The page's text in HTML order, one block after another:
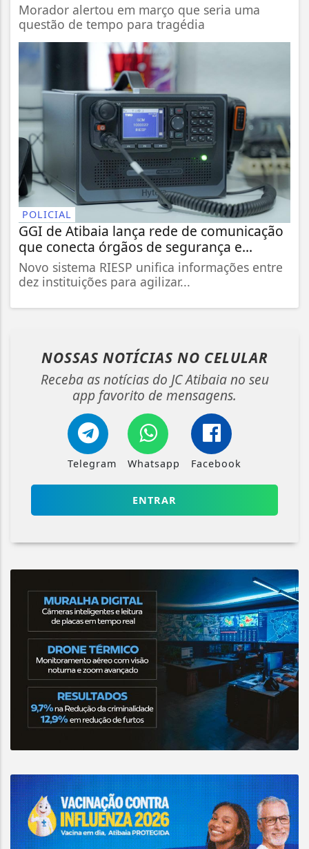
Morador alertou em março que seria uma
questão de tempo para tragédia
POLICIAL
GGI de Atibaia lança rede de comunicação
que conecta órgãos de segurança e...
Novo sistema RIESP unifica informações entre
dez instituições para agilizar...
NOSSAS NOTÍCIAS NO CELULAR
Receba as notícias do JC Atibaia no seu
app favorito de mensagens.
Telegram Whatsapp Facebook
ENTRAR